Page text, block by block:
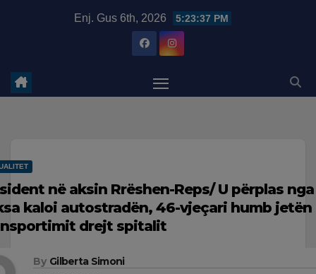
Enj. Gus 6th, 2026 5:23:38 PM
në aksin Rrëshen-Reps/ U përplas
kaloi autostradën, 46-vjeçari humb
drejt spitalit
By Gilberta Simoni